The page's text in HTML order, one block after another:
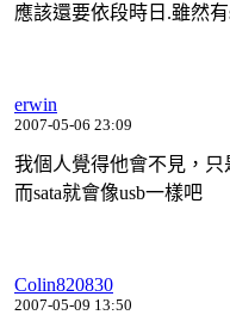
應該還要依段時日.雖然
erwin
2007-05-06 23:09
我個人覺得他會不見，只
而sata就會像usb一樣吧
Colin820830
2007-05-09 13:50